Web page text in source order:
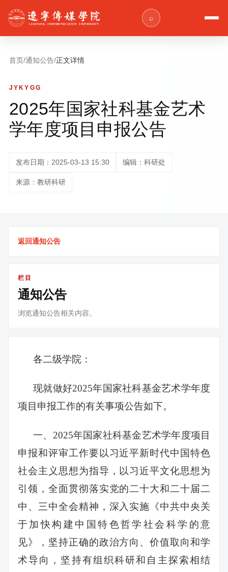
⌕
首页/通知公告/正文详情
JYKYGG
2025年国家社科基金艺术
学年度项目申报公告
发布日期：2025-03-13 15:30 编辑：科研处
来源：教研科研
返回通知公告
栏目
通知公告
浏览通知公告相关内容。
各二级学院：
现就做好2025年国家社科基金艺术学年度
项目申报工作的有关事项公告如下。
一、2025年国家社科基金艺术学年度项目
申报和评审工作要以习近平新时代中国特色
社会主义思想为指导，以习近平文化思想为
引领，全面贯彻落实党的二十大和二十届二
中、三中全会精神，深入实施《中共中央关
于加快构建中国特色哲学社会科学的意
见》，坚持正确的政治方向、价值取向和学
术导向，坚持有组织科研和自主探索相结